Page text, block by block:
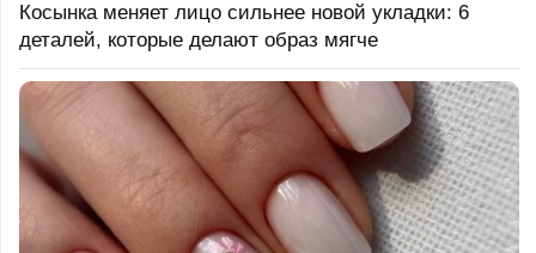
Косынка меняет лицо сильнее новой укладки: 6
деталей, которые делают образ мягче